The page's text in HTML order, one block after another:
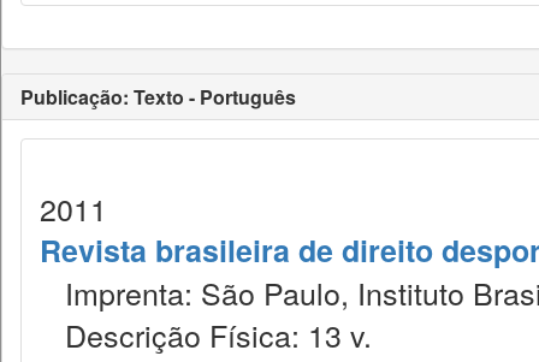
Publicação: Texto - Português
2011
Revista brasileira de direito
Imprenta: São Paulo, Instituto
Descrição Física: 13 v.